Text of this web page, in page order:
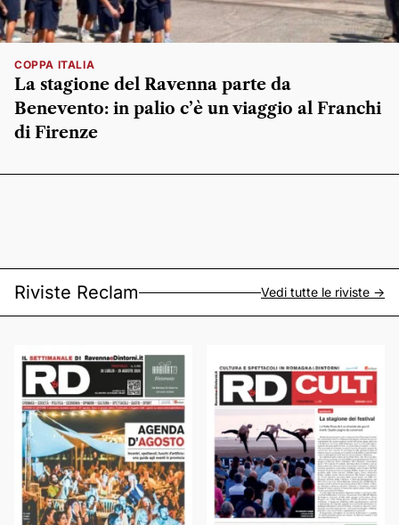
COPPA ITALIA
La stagione del Ravenna parte da
Benevento: in palio c’è un viaggio al Franchi
di Firenze
Riviste Reclam Vedi tutte le riviste ->